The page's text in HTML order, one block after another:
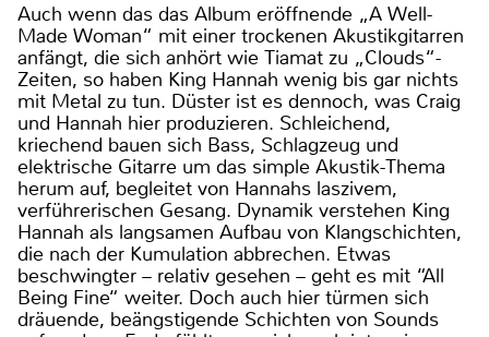
Auch wenn das das Album eröffnende „A Well-
Made Woman“ mit einer trockenen Akustikgitarren
anfängt, die sich anhört wie Tiamat zu „Clouds“-
Zeiten, so haben King Hannah wenig bis gar nichts
mit Metal zu tun. Düster ist es dennoch, was Craig
und Hannah hier produzieren. Schleichend,
kriechend bauen sich Bass, Schlagzeug und
elektrische Gitarre um das simple Akustik-Thema
herum auf, begleitet von Hannahs laszivem,
verführerischen Gesang. Dynamik verstehen King
Hannah als langsamen Aufbau von Klangschichten,
die nach der Kumulation abbrechen. Etwas
beschwingter – relativ gesehen – geht es mit “All
Being Fine“ weiter. Doch auch hier türmen sich
dräuende, beängstigende Schichten von Sounds